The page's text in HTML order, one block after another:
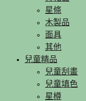
星條
木製品
面具
其他
兒童精品
兒童刮畫
兒童填色
星樽